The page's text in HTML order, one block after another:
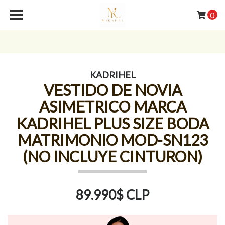
0
KADRIHEL
VESTIDO DE NOVIA
ASIMETRICO MARCA
KADRIHEL PLUS SIZE BODA
MATRIMONIO MOD-SN123
(NO INCLUYE CINTURON)
89.990$ CLP